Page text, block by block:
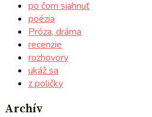
po čom siahnuť
poézia
Próza, dráma
recenzie
rozhovory
ukáž sa
z poličky
Archív